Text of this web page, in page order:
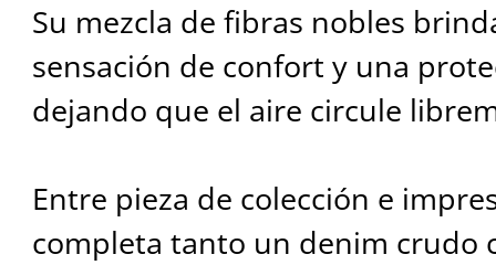
Su mezcla de fibras nobles
sensación de confort y una
dejando que el aire circule
Entre pieza de colección e
completa tanto un denim crudo